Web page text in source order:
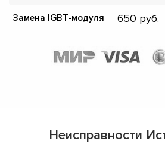
Замена IGBT-модуля 650
Неисправности